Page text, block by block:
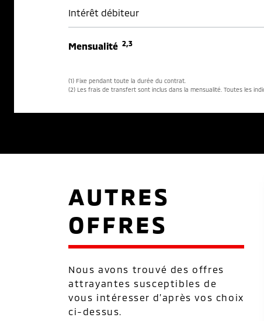
Intérêt débiteur
Mensualité 2,3
(1) Fixe pendant toute la durée du contrat.
(2) Les frais de transfert sont inclus dans la mensualité. Toutes les
AUTRES
OFFRES
Nous avons trouvé des offres
attrayantes susceptibles de
vous intéresser d’après vos choix
ci-dessus.